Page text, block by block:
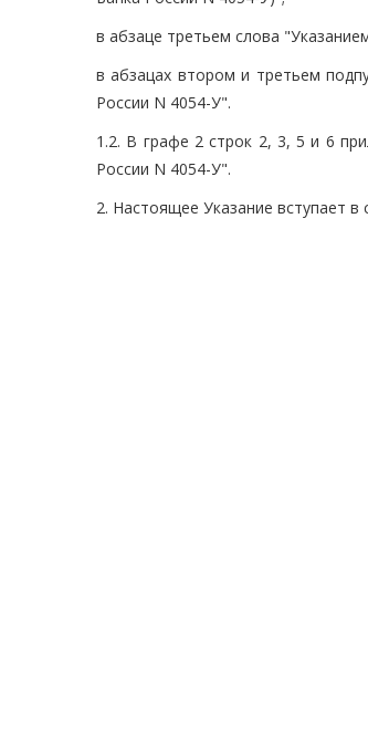
в абзаце третьем слова
в абзацах втором и третьем
России N 4054-У".
1.2. В графе 2 строк 2, 3, 5 и 6
России N 4054-У".
2. Настоящее Указание вступает